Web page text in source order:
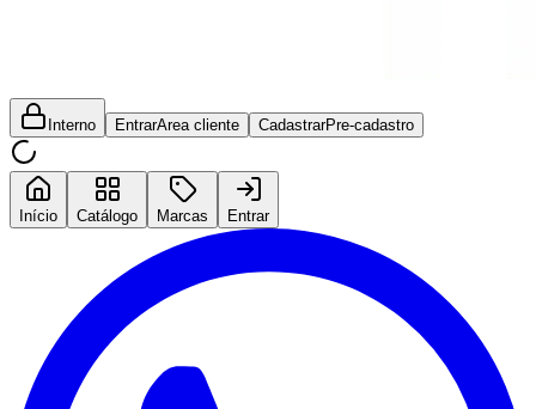
Interno EntrarArea cliente CadastrarPre-cadastro
Início Catálogo Marcas Entrar